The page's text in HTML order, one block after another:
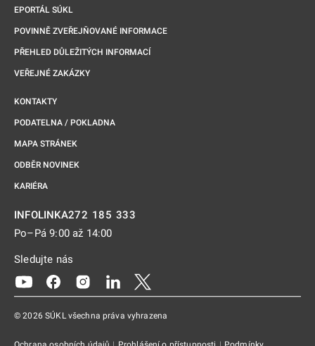
EPORTÁL SÚKL
POVINNĚ ZVEŘEJŇOVANÉ INFORMACE
PŘEHLED DŮLEŽITÝCH INFORMACÍ
VEŘEJNÉ ZAKÁZKY
KONTAKTY
PODATELNA / POKLADNA
MAPA STRÁNEK
ODBĚR NOVINEK
KARIÉRA
INFOLINKA272 185 333
Po–Pá 9:00 až 14:00
Sledujte nás
Odkaz se otevře na nové kartě
Odkaz se otevře na nové kartě
Odkaz se otevře na nové kartě
Odkaz se otevře na nové kartě
© 2026 SÚKL všechna práva vyhrazena